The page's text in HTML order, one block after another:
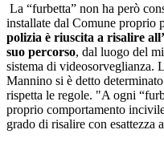
La “furbetta” non ha però
installate dal Comune proprio
polizia è riuscita a risalire
suo percorso, dal luogo del
sistema di videosorveglianza.
Mannino si è detto
rispetta le regole. "A ogni
proprio comportamento
grado di risalire con esattezza